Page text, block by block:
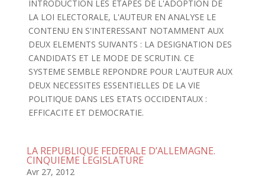
INTRODUCTION LES ETAPES DE L'ADOPTION DE
LA LOI ELECTORALE, L'AUTEUR EN ANALYSE LE
CONTENU EN S'INTERESSANT NOTAMMENT AUX
DEUX ELEMENTS SUIVANTS : LA DESIGNATION DES
CANDIDATS ET LE MODE DE SCRUTIN. CE
SYSTEME SEMBLE REPONDRE POUR L'AUTEUR AUX
DEUX NECESSITES ESSENTIELLES DE LA VIE
POLITIQUE DANS LES ETATS OCCIDENTAUX :
EFFICACITE ET DEMOCRATIE.
LA REPUBLIQUE FEDERALE D’ALLEMAGNE.
CINQUIEME LEGISLATURE
Avr 27, 2012